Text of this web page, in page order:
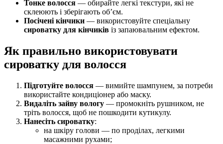
Тонке волосся — обирайте легкі текстури, які не
склеюють і зберігають об’єм.
Посічені кінчики — використовуйте спеціальну
сироватку для кінчиків із запаювальним ефектом.
Як правильно використовувати
сироватку для волосся
Підготуйте волосся — вимийте шампунем, за потреби
використайте кондиціонер або маску.
Видаліть зайву вологу — промокніть рушником, не
тріть волосся, щоб не пошкодити кутикулу.
Нанесіть сироватку:
на шкіру голови — по проділах, легкими
масажними рухами;